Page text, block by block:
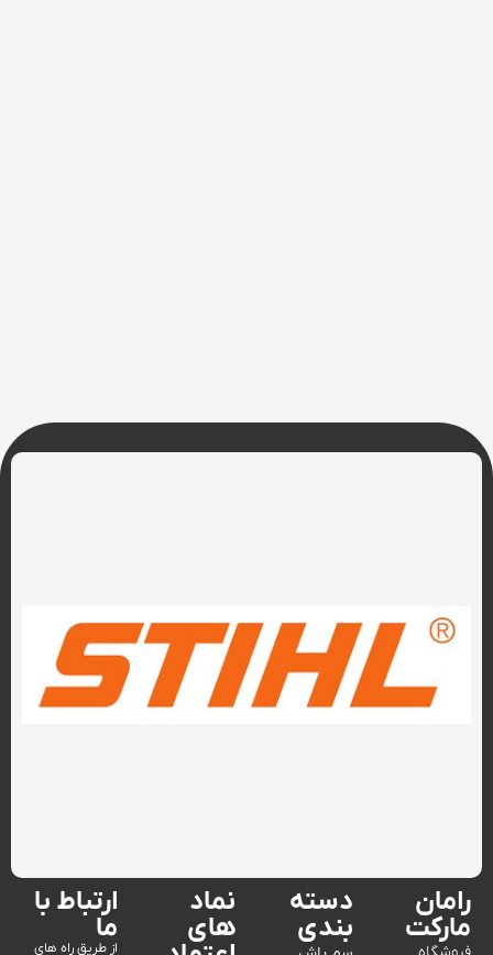
رامان
مارکت
دسته
بندی
نماد
های
ارتباط با
ما
از طریق راه های